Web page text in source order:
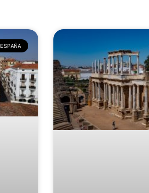
ESPAÑA